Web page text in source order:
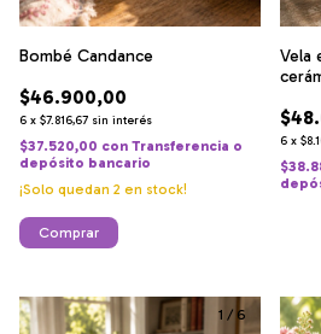
Bombé Candance
$46.900,00
6 x $7.816,67 sin interés
$37.520,00 con Transferencia o
depósito bancario
¡Solo quedan 2 en stock!
Comprar
Vela
6 x
1 / 6